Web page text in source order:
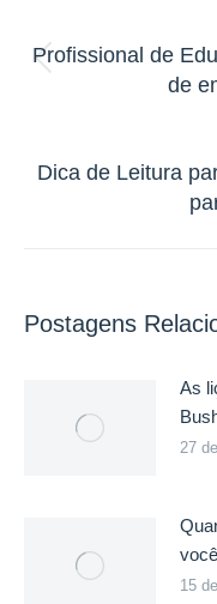
de
post:
Profissional de
de
Dica de Leitura
Postagens
As
27
15